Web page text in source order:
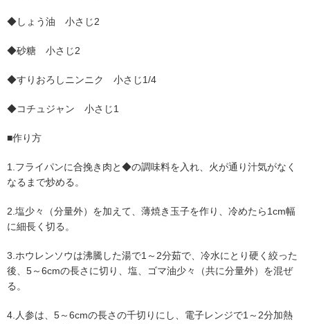
◆しょう油 小さじ2
◆砂糖 小さじ2
◆すりおろしニンニク 小さじ1/4
◆コチュジャン 小さじ1
■作り方
1.フライパンに合挽き肉と◆の調味料を入れ、火が通り汁気がなく
なるまで炒める。
2.塩少々（分量外）を加えて、薄焼き玉子を作り、冷めたら1cm幅
に細長く切る。
3.ホウレンソウは沸騰した湯で1～2分茹で、冷水にとり硬く絞った
後、5～6cmの長さに切り、塩、ゴマ油少々（共に分量外）を混ぜ
る。
4.人参は、5～6cmの長さの千切りにし、電子レンジで1～2分加熱